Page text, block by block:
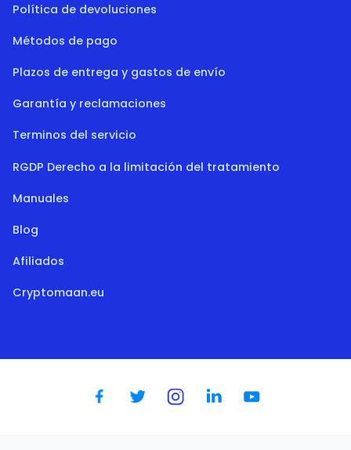
Política de devoluciones
Métodos de pago
Plazos de entrega y gastos de envío
Garantía y reclamaciones
Terminos del servicio
RGDP Derecho a la limitación del tratamiento
Manuales
Blog
Afiliados
Cryptomaan.eu